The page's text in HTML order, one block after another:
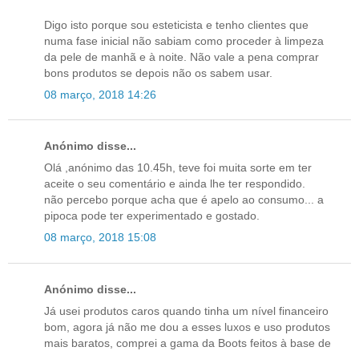
Digo isto porque sou esteticista e tenho clientes que
numa fase inicial não sabiam como proceder à limpeza
da pele de manhã e à noite. Não vale a pena comprar
bons produtos se depois não os sabem usar.
08 março, 2018 14:26
Anónimo disse...
Olá ,anónimo das 10.45h, teve foi muita sorte em ter
aceite o seu comentário e ainda lhe ter respondido.
não percebo porque acha que é apelo ao consumo... a
pipoca pode ter experimentado e gostado.
08 março, 2018 15:08
Anónimo disse...
Já usei produtos caros quando tinha um nível financeiro
bom, agora já não me dou a esses luxos e uso produtos
mais baratos, comprei a gama da Boots feitos à base de